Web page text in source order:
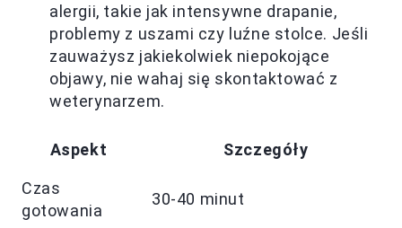
alergii, takie jak intensywne drapanie,
problemy z uszami czy luźne stolce. Jeśli
zauważysz jakiekolwiek niepokojące
objawy, nie wahaj się skontaktować z
weterynarzem.
Aspekt Szczegóły
Czas
gotowania
30-40 minut